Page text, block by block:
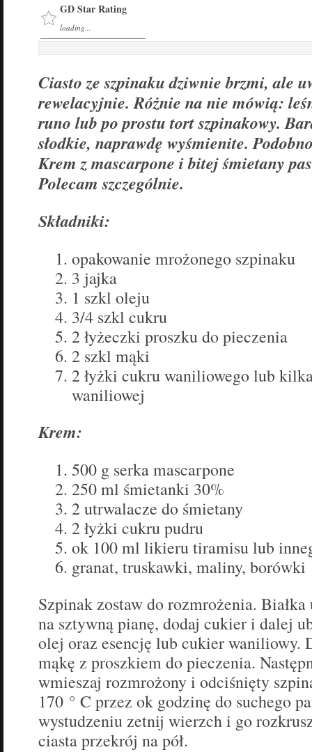
GD Star Rating
loading...
Ciasto ze szpinaku dziwnie brzmi, ale
rewelacyjnie. Różnie na nie mówią:
runo lub po prostu tort szpinakowy.
słodkie, naprawdę wyśmienite.
Krem z mascarpone i bitej śmietany
Polecam szczególnie.
Składniki:
opakowanie mrożonego szpinaku
3 jajka
1 szkl oleju
3/4 szkl cukru
2 łyżeczki proszku do pieczenia
2 szkl mąki
2 łyżki cukru waniliowego lub
waniliowej
Krem:
500 g serka mascarpone
250 ml śmietanki 30%
2 utrwalacze do śmietany
2 łyżki cukru pudru
ok 100 ml likieru tiramisu lub
granat, truskawki, maliny, borówki
Szpinak zostaw do rozmrożenia.
na sztywną pianę, dodaj cukier i dalej
olej oraz esencję lub cukier waniliowy.
mąkę z proszkiem do pieczenia.
wmieszaj rozmrożony i odciśnięty
170 ° C przez ok godzinę do suchego
wystudzeniu zetnij wierzch i go
ciasta przekrój na pół.